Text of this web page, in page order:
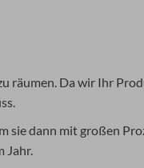
Da wir Ihr
sie dann mit großen
Jahr.